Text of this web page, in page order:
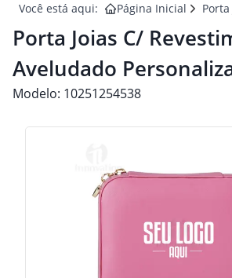
Você está aqui: Página Inicial Porta
Porta Joias C/
Aveludado
Modelo: 10251254538